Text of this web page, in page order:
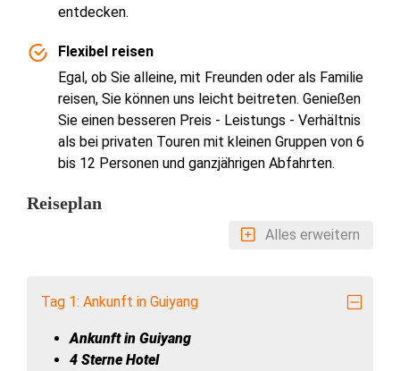
entdecken.
Flexibel reisen
Egal, ob Sie alleine, mit Freunden oder als Familie
reisen, Sie können uns leicht beitreten. Genießen
Sie einen besseren Preis - Leistungs - Verhältnis
als bei privaten Touren mit kleinen Gruppen von 6
bis 12 Personen und ganzjährigen Abfahrten.
Reiseplan
Alles erweitern
Tag 1: Ankunft in Guiyang
Ankunft in Guiyang
4 Sterne Hotel